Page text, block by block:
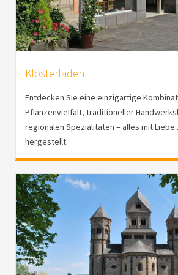
Klosterladen
Entdecken Sie eine einzigartige
Pflanzenvielfalt, traditioneller
regionalen Spezialitäten – alles mit Liebe
hergestellt.